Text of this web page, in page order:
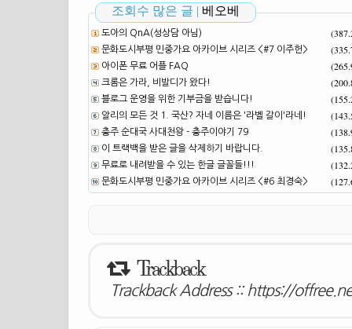
조회수 많은 글 | 베오베
도아의 QnA(성상담 아님)
문화도시부평 민중가요 아카이브 시리즈 <#7 이주헌>
아이폰 무료 어플 FAQ
크롬은 가라, 비발디가 왔다!
블로그 운영을 위한 기부금을 받습니다!
알리의 모든 것 1. 국산? 자네 이름은 '라벨 갈이'라네!
충주 순대국 사대천왕 - 충주이야기 79
이 트랙백을 받은 글을 삭제하기 바랍니다.
무료로 내려받을 수 있는 한글 글꼴들!!!
문화도시부평 민중가요 아카이브 시리즈 <#6 최경숙>
Trackback
Trackback Address :: https://